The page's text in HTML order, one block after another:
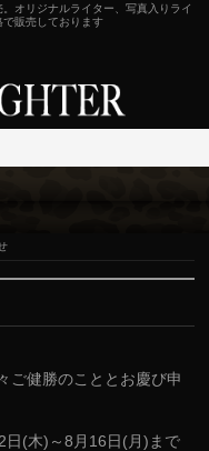
オリジナルライター、写真入りライ
販売しております
ご健勝のこととお慶び申
日(木)～8月16日(月)まで